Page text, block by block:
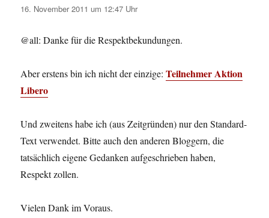
16. November 2011 um 12:47 Uhr
@all: Danke für die Respektbekundungen.
Aber erstens bin ich nicht der einzige:Teilnehmer Aktion
Libero
Und zweitens habe ich (aus Zeitgründen) nur den Standard-
Text verwendet. Bitte auch den anderen Bloggern, die
tatsächlich eigene Gedanken aufgeschrieben haben,
Respekt zollen.
Vielen Dank im Voraus.